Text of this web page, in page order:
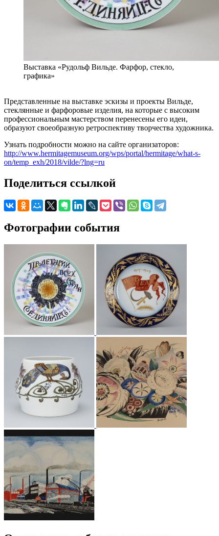
Выставка «Рудольф Вильде. Фарфор, стекло,
графика»
Представленные на выставке эскизы и проекты Вильде,
стеклянные и фарфоровые изделия, на которые с высоким
профессиональным мастерством перенесены его идеи,
образуют своеобразную ретроспективу творчества художника.
Узнать подробности можно на сайте организаторов:
http://www.hermitagemuseum.org/wps/portal/hermitage/what-s-
on/temp_exh/2018/vilde/?lng=ru
Поделиться ссылкой
Фотографии события